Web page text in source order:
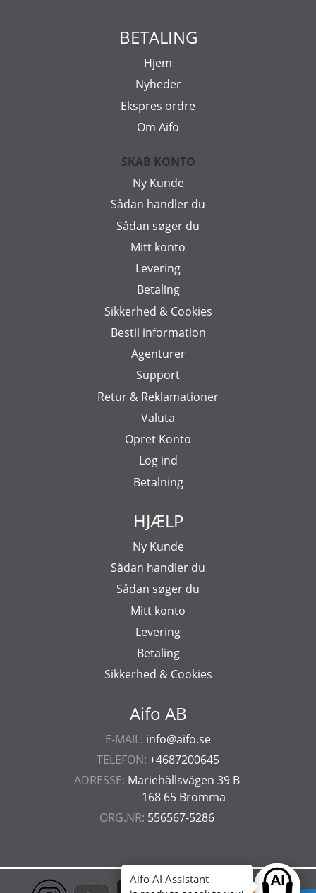
Aifo AB
E-MAIL: info@aifo.se
TELEFON: +4687200645
ADRESSE: Mariehällsvägen 39 B
168 65 Bromma
ORG.NR: 556567-5286
BETALING
Hjem
Nyheder
Ekspres ordre
Om Aifo
SKAB KONTO
Ny Kunde
Sådan handler du
Sådan søger du
Mitt konto
Levering
Betaling
Sikkerhed & Cookies
Bestil information
Agenturer
Support
Retur & Reklamationer
Valuta
Opret Konto
Log ind
Betalning
HJÆLP
Ny Kunde
Sådan handler du
Sådan søger du
Mitt konto
Levering
Betaling
Sikkerhed & Cookies
Ask
Aifo AI Assistant